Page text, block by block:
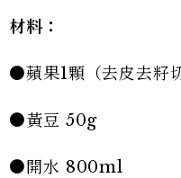
材料：
●蘋果1顆（去皮去籽
●黃豆 50g
●開水 800ml